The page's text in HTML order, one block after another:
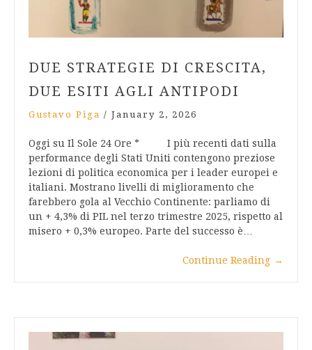
DUE STRATEGIE DI CRESCITA,
DUE ESITI AGLI ANTIPODI
Gustavo Piga / January 2, 2026
Oggi su Il Sole 24 Ore * I più recenti dati sulla
performance degli Stati Uniti contengono preziose
lezioni di politica economica per i leader europei e
italiani. Mostrano livelli di miglioramento che
farebbero gola al Vecchio Continente: parliamo di
un + 4,3% di PIL nel terzo trimestre 2025, rispetto al
misero + 0,3% europeo. Parte del successo è…
Continue Reading →